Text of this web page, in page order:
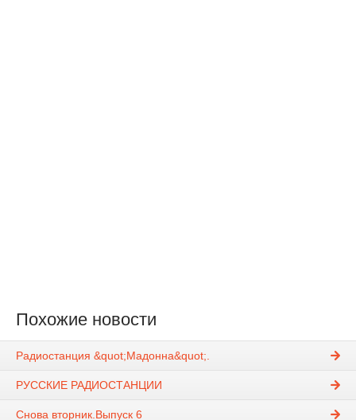
Похожие новости
Радиостанция &quot;Мадонна&quot;.
РУССКИЕ РАДИОСТАНЦИИ
Снова вторник.Выпуск 6